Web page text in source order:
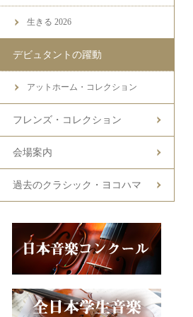
生きる 2026
デビュタントの躍動
アットホーム・コレクション
フレンズ・コレクション
会場案内
過去のクラシック・ヨコハマ